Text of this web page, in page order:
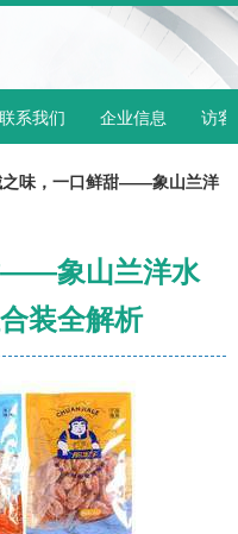
联系我们 企业信息 访客
之味，一口鲜甜——象山兰洋
——象山兰洋水
装全解析